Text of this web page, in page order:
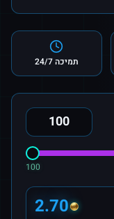
תמיכה 24/7
100
2.70